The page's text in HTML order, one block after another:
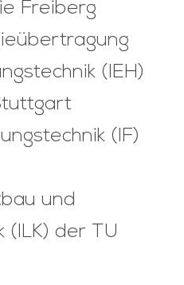
Freiberg
(IEH)
(IF)
und
(ILK) der TU